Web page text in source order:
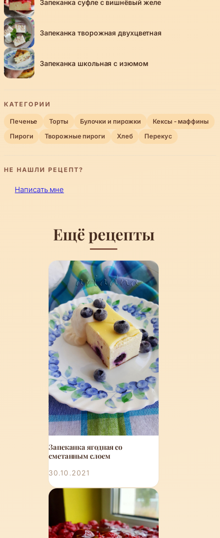
Запеканка суфле с вишнёвый желе
Запеканка творожная двухцветная
Запеканка школьная с изюмом
КАТЕГОРИИ
Печенье Торты Булочки и пирожки Кексы - маффины
Пироги Творожные пироги Хлеб Перекус
НЕ НАШЛИ РЕЦЕПТ?
Написать мне
Ещё рецепты
Запеканка ягодная со
сметанным слоем
30.10.2021